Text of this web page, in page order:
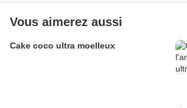
Vous aimerez aussi
Cake coco ultra moelleux